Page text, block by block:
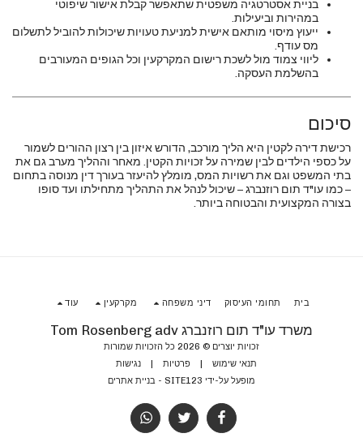
בניית אסטרטגיה משפטית שתאפשר קבלת אישור שיפוטי
במהירות וביעילות.
ייעוץ מיסוי מותאם אישית למניעת טעויות שיכולות להוביל לתשלום
מס עודף.
ליווי צמוד מול לשכת רישום המקרקעין וכל הגופים המעורבים
בהשלמת העסקה.
סיכום
רכישת דירה לקטין היא הליך מורכב, הדורש איזון בין רצון ההורים לשמור
על כספי הילדים לבין שמירה על זכויות הקטין. מאחר וההליך מערב גם את
בתי המשפט וגם את רשויות המס, מומלץ להיעזר בעורך דין מנוסה בתחום
– כמו עו"ד תום רוזנברג – שיכול לנהל את התהליך מתחילתו ועד סופו
בצורה המקצועית והבטוחה ביותר.
משרד עו"ד תום רוזנברג Tom Rosenberg adv
זכויות יוצרים © 2026 כל הזכויות שמורות
תנאי שימוש | פרטיות | נגישות
מופעל על-ידי SITE123
- בניית אתרים
בית תחומי העיסוק דיני משפחה מקרקעין עוד